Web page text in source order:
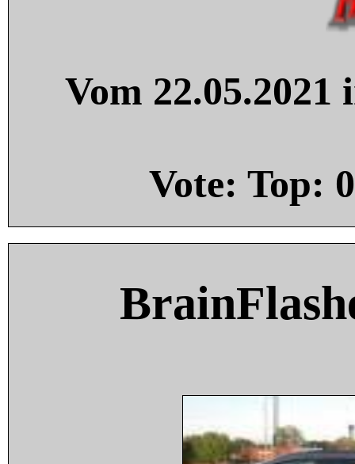
Vom
Vote: Top: 0